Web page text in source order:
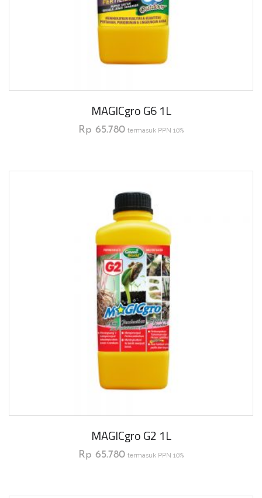
MAGICgro G6 1L
Rp 65.780 termasuk PPN 10%
MAGICgro G2 1L
Rp 65.780 termasuk PPN 10%